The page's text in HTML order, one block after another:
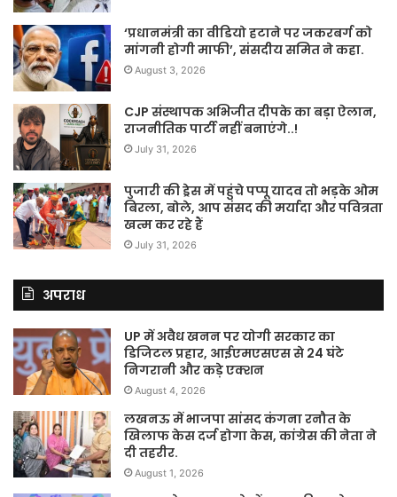
‘प्रधानमंत्री का वीडियो हटाने पर जकरबर्ग को
मांगनी होगी माफी’, संसदीय समित ने कहा.
August 3, 2026
CJP संस्थापक अभिजीत दीपके का बड़ा ऐलान,
राजनीतिक पार्टी नहीं बनाएंगे..!
July 31, 2026
पुजारी की ड्रेस में पहुंचे पप्पू यादव तो भड़के ओम
बिरला, बोले, आप संसद की मर्यादा और पवित्रता
खत्म कर रहे हैं
July 31, 2026
अपराध
UP में अवैध खनन पर योगी सरकार का
डिजिटल प्रहार, आईएमएसएस से 24 घंटे
निगरानी और कड़े एक्शन
August 4, 2026
लखनऊ में भाजपा सांसद कंगना रनौत के
खिलाफ केस दर्ज होगा केस, कांग्रेस की नेता ने
दी तहरीर.
August 1, 2026